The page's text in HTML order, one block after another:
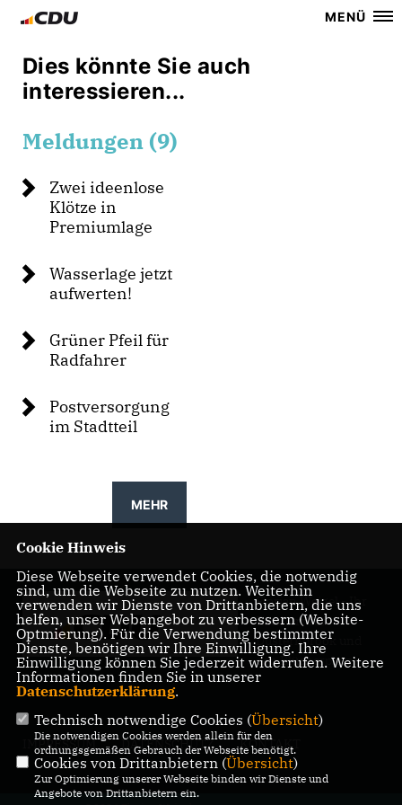
MENÜ
Dies könnte Sie auch
interessieren...
Meldungen (9)
Zwei ideenlose
Klötze in
Premiumlage
Wasserlage jetzt
aufwerten!
Grüner Pfeil für
Radfahrer
Postversorgung
im Stadtteil
MEHR
Florian Weigel - Ihr
Ratsherr für
Düsternbrook und
den Blücherplatz
IMPRESSUM DATENSCHUTZ KONTAKT
Cookie Hinweis
Diese Webseite verwendet Cookies, die notwendig
sind, um die Webseite zu nutzen. Weiterhin
verwenden wir Dienste von Drittanbietern, die uns
helfen, unser Webangebot zu verbessern (Website-
Optmierung). Für die Verwendung bestimmter
Dienste, benötigen wir Ihre Einwilligung. Ihre
Einwilligung können Sie jederzeit widerrufen. Weitere
Informationen finden Sie in unserer
Datenschutzerklärung.
Technisch notwendige Cookies (Übersicht)
Die notwendigen Cookies werden allein für den
ordnungsgemäßen Gebrauch der Webseite benötigt.
Cookies von Drittanbietern (Übersicht)
Zur Optimierung unserer Webseite binden wir Dienste und
Angebote von Drittanbietern ein.